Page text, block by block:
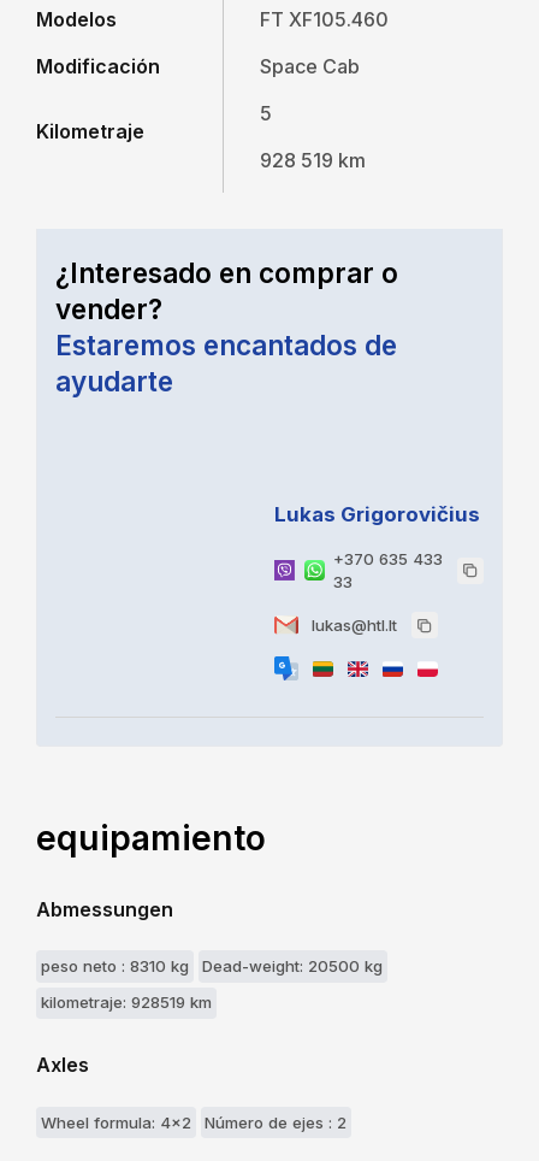
Modelos
Modificación
Kilometraje
FT XF105.460
Space Cab
5
928 519 km
¿Interesado en comprar o
vender?
Estaremos encantados de
ayudarte
Lukas Grigorovičius
+370 635 433
33
lukas@htl.lt
equipamiento
Abmessungen
peso neto : 8310 kg
Dead-weight: 20500 kg
kilometraje: 928519 km
Axles
Wheel formula: 4x2 Número de ejes : 2